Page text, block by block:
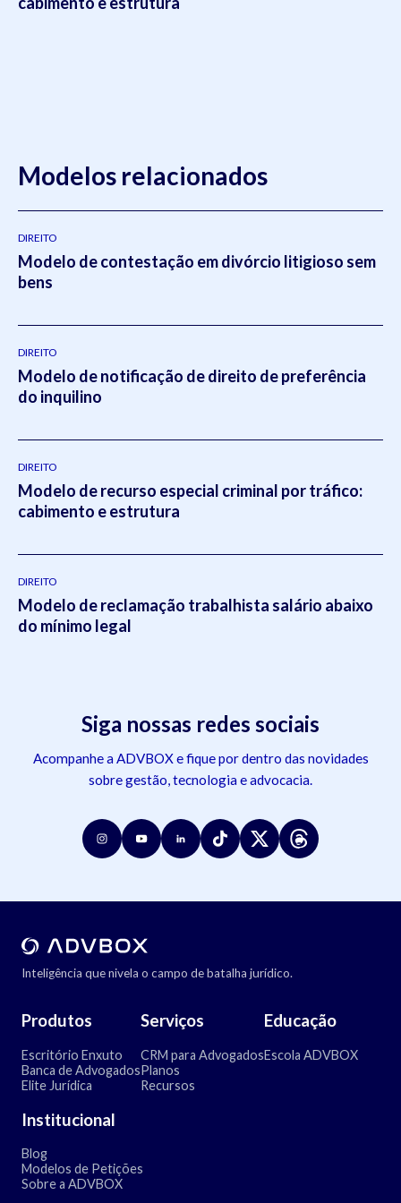
Modelos relacionados
DIREITO
Modelo de contestação em divórcio litigioso sem
bens
DIREITO
Modelo de notificação de direito de preferência
do inquilino
DIREITO
Modelo de recurso especial criminal por tráfico:
cabimento e estrutura
DIREITO
Modelo de reclamação trabalhista salário abaixo
do mínimo legal
Siga nossas redes sociais
Acompanhe a ADVBOX e fique por dentro das novidades
sobre gestão, tecnologia e advocacia.
Inteligência que nivela o campo de batalha jurídico.
Produtos
Escritório Enxuto
Banca de Advogados
Elite Jurídica
Serviços
CRM para Advogados
Planos
Recursos
Educação
Escola ADVBOX
Institucional
Blog
Modelos de Petições
Sobre a ADVBOX